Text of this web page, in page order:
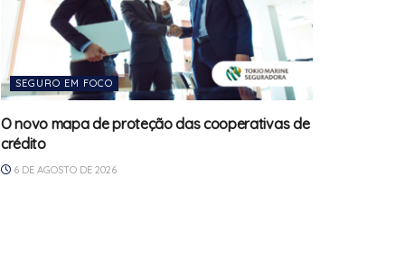
SEGURO EM FOCO
O novo mapa de proteção das cooperativas de
crédito
6 DE AGOSTO DE 2026